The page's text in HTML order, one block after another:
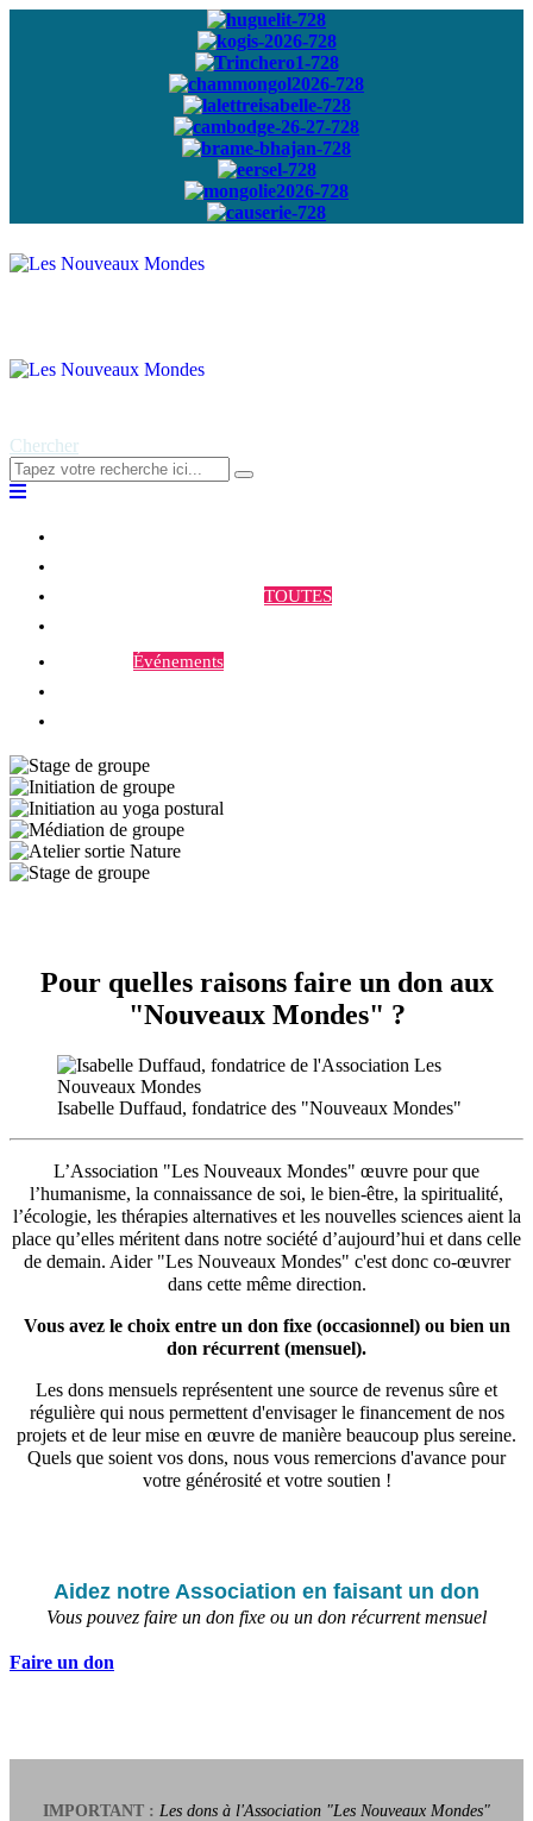
Abonnez-vous à
Chercher
TOUTES
Événements
Pour quelles raisons faire un don aux
"Nouveaux Mondes" ?
Isabelle Duffaud, fondatrice des "Nouveaux Mondes"
L’Association "Les Nouveaux Mondes" œuvre pour que
l’humanisme, la connaissance de soi, le bien-être, la spiritualité,
l’écologie, les thérapies alternatives et les nouvelles sciences aient la
place qu’elles méritent dans notre société d’aujourd’hui et dans celle
de demain. Aider "Les Nouveaux Mondes" c'est donc co-œuvrer
dans cette même direction.
Vous avez le choix entre un don fixe (occasionnel) ou bien un
don récurrent (mensuel).
Les dons mensuels représentent une source de revenus sûre et
régulière qui nous permettent d'envisager le financement de nos
projets et de leur mise en œuvre de manière beaucoup plus sereine.
Quels que soient vos dons, nous vous remercions d'avance pour
votre générosité et votre soutien !
Aidez notre Association en faisant un don
Vous pouvez faire un don fixe ou un don récurrent mensuel
Faire un don
IMPORTANT : Les dons à l'Association "Les Nouveaux Mondes"